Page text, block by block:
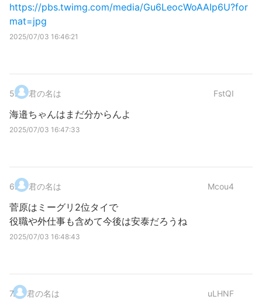
https://pbs.twimg.com/media/Gu6LeocWoAAIp6U?for
mat=jpg
2025/07/03 16:46:21
5. 君の名は FstQI
海邉ちゃんはまだ分からんよ
2025/07/03 16:47:33
6. 君の名は Mcou4
菅原はミーグリ2位タイで
役職や外仕事も含めて今後は安泰だろうね
2025/07/03 16:48:43
7. 君の名は uLHNF